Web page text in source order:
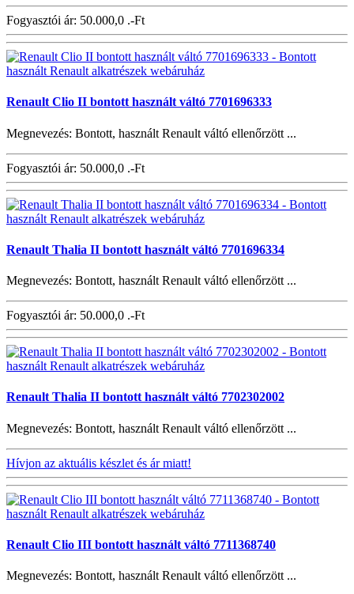
Fogyasztói ár: 50.000,0 .-Ft
Renault Clio II bontott használt váltó 7701696333
Megnevezés: Bontott, használt Renault váltó ellenőrzött ...
Fogyasztói ár: 50.000,0 .-Ft
Renault Thalia II bontott használt váltó 7701696334
Megnevezés: Bontott, használt Renault váltó ellenőrzött ...
Fogyasztói ár: 50.000,0 .-Ft
Renault Thalia II bontott használt váltó 7702302002
Megnevezés: Bontott, használt Renault váltó ellenőrzött ...
Hívjon az aktuális készlet és ár miatt!
Renault Clio III bontott használt váltó 7711368740
Megnevezés: Bontott, használt Renault váltó ellenőrzött ...